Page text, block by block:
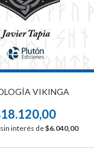
VIKINGA
interés de$6.040,00